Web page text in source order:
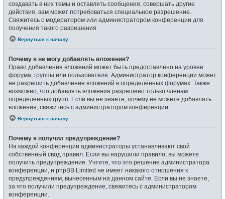
создавать в них темы и оставлять сообщения, совершать другие
действия, вам может потребоваться специальное разрешение.
Свяжитесь с модератором или администратором конференции для
получения такого разрешения.
Вернуться к началу
Почему я не могу добавлять вложения?
Право добавления вложений может быть предоставлено на уровне
форума, группы или пользователя. Администратор конференции может
не разрешить добавление вложений в определённых форумах. Также
возможно, что добавлять вложения разрешено только членам
определённых групп. Если вы не знаете, почему не можете добавлять
вложения, свяжитесь с администратором конференции.
Вернуться к началу
Почему я получил предупреждение?
На каждой конференции администраторы устанавливают свой
собственный свод правил. Если вы нарушили правило, вы можете
получить предупреждение. Учтите, что это решение администратора
конференции, и phpBB Limited не имеет никакого отношения к
предупреждениям, вынесенным на данном сайте. Если вы не знаете,
за что получили предупреждение, свяжитесь с администратором
конференции.